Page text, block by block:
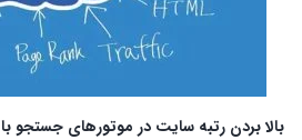
بالا بردن رتبه سایت در موتورهای جستجو با 5 روش در ایران